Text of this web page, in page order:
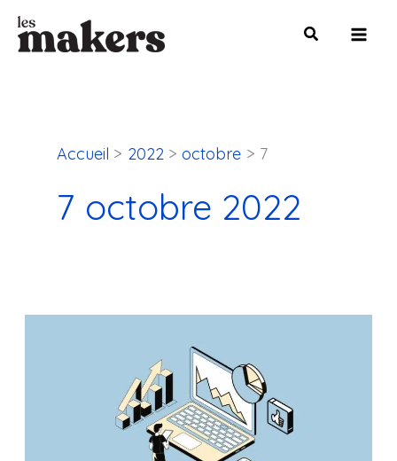
Aller
Accueil 2022 octobre 7
7 octobre 2022